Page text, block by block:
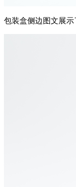
包装盒侧边图文展示